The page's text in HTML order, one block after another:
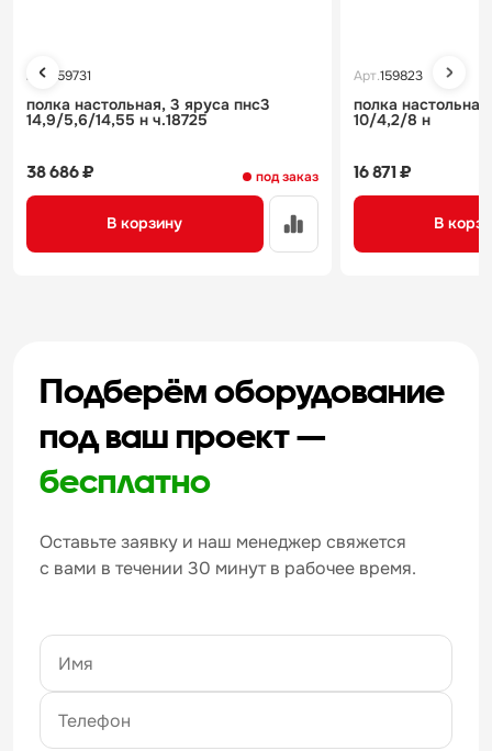
Арт. 159731
полка настольная, 3 яруса пнс3
14,9/5,6/14,55 н ч.18725
под заказ
38 686 ₽
В корзину
Арт.159823
полка
10/4,2/8 н
16 871 ₽
В
Подберём оборудование
под ваш проект —
бесплатно
Оставьте заявку и наш менеджер свяжется
с вами в течении 30 минут в рабочее время.